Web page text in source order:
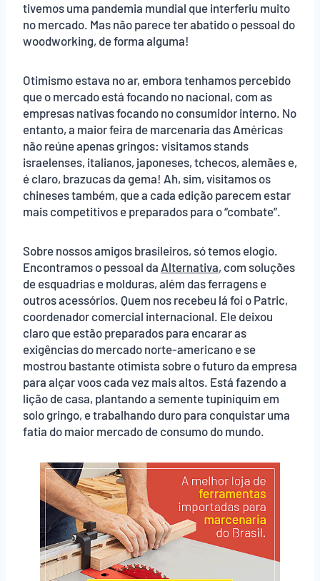
tivemos uma pandemia mundial que interferiu muito
no mercado. Mas não parece ter abatido o pessoal do
woodworking, de forma alguma!
Otimismo estava no ar, embora tenhamos percebido
que o mercado está focando no nacional, com as
empresas nativas focando no consumidor interno. No
entanto, a maior feira de marcenaria das Américas
não reúne apenas gringos: visitamos stands
israelenses, italianos, japoneses, tchecos, alemães e,
é claro, brazucas da gema! Ah, sim, visitamos os
chineses também, que a cada edição parecem estar
mais competitivos e preparados para o “combate”.
Sobre nossos amigos brasileiros, só temos elogio.
Encontramos o pessoal da Alternativa, com soluções
de esquadrias e molduras, além das ferragens e
outros acessórios. Quem nos recebeu lá foi o Patric,
coordenador comercial internacional. Ele deixou
claro que estão preparados para encarar as
exigências do mercado norte-americano e se
mostrou bastante otimista sobre o futuro da empresa
para alçar voos cada vez mais altos. Está fazendo a
lição de casa, plantando a semente tupiniquim em
solo gringo, e trabalhando duro para conquistar uma
fatia do maior mercado de consumo do mundo.